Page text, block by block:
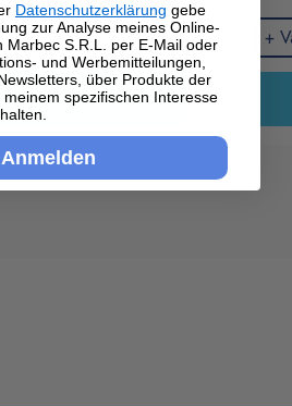
mitDIAMOND BOAT, da so
gründlich entfernt
genügt es, die gebrauchsfertige
dünn aufzutragen –
weichem Tuch, Sprühvlies
der Oberfläche. Achten Sie
und Tropfen zu vermeiden. In
Ursprungs und Salz,
schleifen zu
die Holzoberfläche.
15.53€ +
Datenschutzerklärung gebe
zur Analyse meines Online-
Marbec S.R.L. per E-Mail oder
und Werbemitteilungen,
über Produkte der
spezifischen Interesse
Anmelden